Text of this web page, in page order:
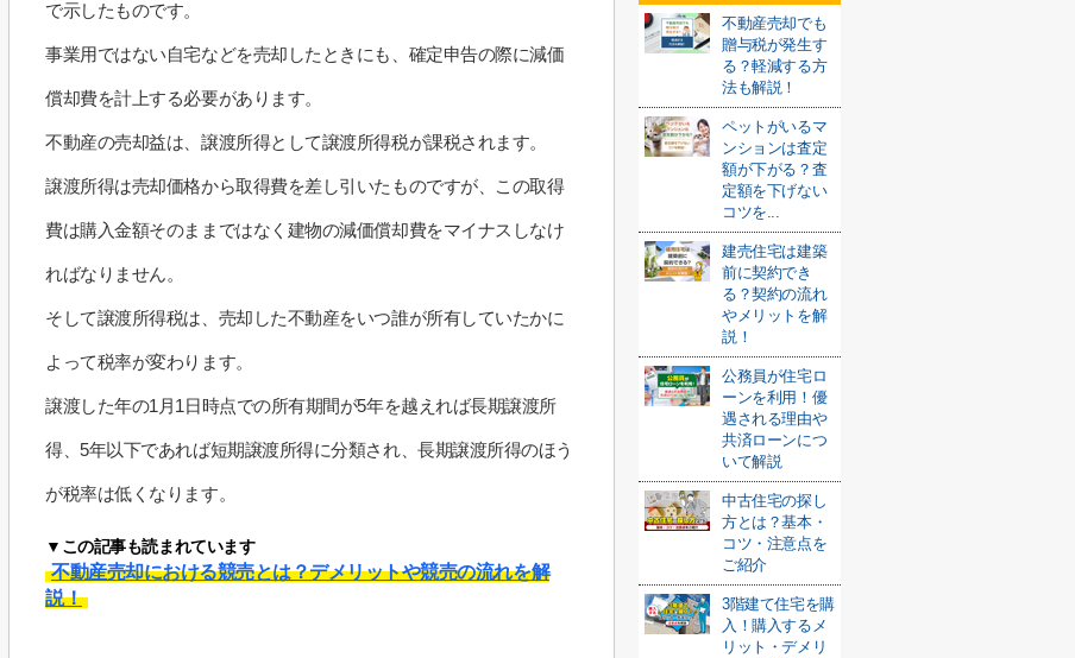
で示したものです。
事業用ではない自宅などを売却したときにも、確定申告の際に減価
償却費を計上する必要があります。
不動産の売却益は、譲渡所得として譲渡所得税が課税されます。
譲渡所得は売却価格から取得費を差し引いたものですが、この取得
費は購入金額そのままではなく建物の減価償却費をマイナスしなけ
ればなりません。
そして譲渡所得税は、売却した不動産をいつ誰が所有していたかに
よって税率が変わります。
譲渡した年の1月1日時点での所有期間が5年を越えれば長期譲渡所
得、5年以下であれば短期譲渡所得に分類され、長期譲渡所得のほう
が税率は低くなります。
▼この記事も読まれています
不動産売却における競売とは？デメリットや競売の流れを解
説！
不動産売却でも
贈与税が発生す
る？軽減する方
法も解説！
ペットがいるマ
ンションは査定
額が下がる？査
定額を下げない
コツを...
建売住宅は建築
前に契約でき
る？契約の流れ
やメリットを解
説！
公務員が住宅ロ
ーンを利用！優
遇される理由や
共済ローンにつ
いて解説
中古住宅の探し
方とは？基本・
コツ・注意点を
ご紹介
3階建て住宅を購
入！購入するメ
リット・デメリ